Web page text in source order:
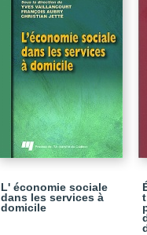
L' économie sociale
dans les services à
domicile